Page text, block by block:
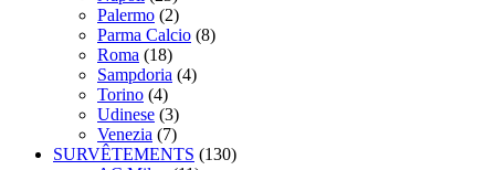
Palermo (2)
Parma Calcio (8)
Roma (18)
Sampdoria (4)
Torino (4)
Udinese (3)
Venezia (7)
SURVÊTEMENTS (130)